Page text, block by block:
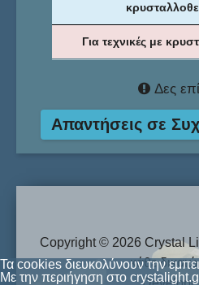
Για τεχνικές με
Δες
Απαντήσεις σε
Όροι Χρήσης
Copyright © 2026 Crystal
κάθε
Τα cookies διευκολύνουν την
Με την περιήγηση στο